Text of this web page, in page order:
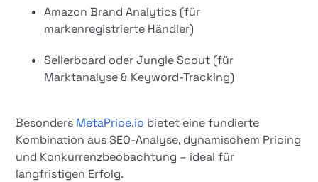
Amazon Brand Analytics (für
markenregistrierte Händler)
Sellerboard oder Jungle Scout (für
Marktanalyse & Keyword-Tracking)
Besonders MetaPrice.io bietet eine fundierte
Kombination aus SEO-Analyse, dynamischem Pricing
und Konkurrenzbeobachtung – ideal für
langfristigen Erfolg.